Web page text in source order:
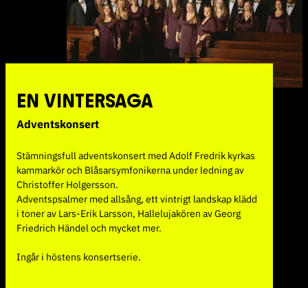
EN VINTERSAGA
Adventskonsert
Stämningsfull adventskonsert med Adolf Fredrik kyrkas
kammarkör och Blåsarsymfonikerna under ledning av
Christoffer Holgersson.
Adventspsalmer med allsång, ett vintrigt landskap klädd
i toner av Lars-Erik Larsson, Hallelujakören av Georg
Friedrich Händel och mycket mer.
Ingår i höstens konsertserie.
Håll koll på kommande evenemang och
Genom att klicka på knappen så godkänner du vår
integritetspolicy.